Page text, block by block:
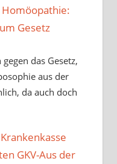
Homöopathie:
Gesetz
das Gesetz,
aus der
da auch doch
GKV-Aus der